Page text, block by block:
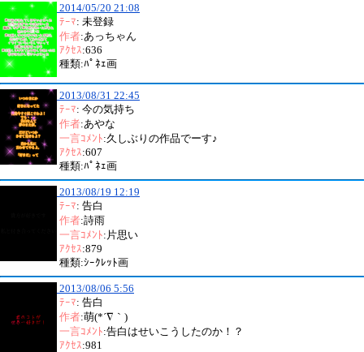
2014/05/20 21:08
ﾃｰﾏ: 未登録
作者:あっちゃん
ｱｸｾｽ:636
種類:ﾊﾟﾈｪ画
2013/08/31 22:45
ﾃｰﾏ: 今の気持ち
作者:あやな
一言ｺﾒﾝﾄ:久しぶりの作品でーす♪
ｱｸｾｽ:607
種類:ﾊﾟﾈｪ画
2013/08/19 12:19
ﾃｰﾏ: 告白
作者:詩雨
一言ｺﾒﾝﾄ:片思い
ｱｸｾｽ:879
種類:ｼｰｸﾚｯﾄ画
2013/08/06 5:56
ﾃｰﾏ: 告白
作者:萌(*´∇｀)
一言ｺﾒﾝﾄ:告白はせいこうしたのか！？
ｱｸｾｽ:981